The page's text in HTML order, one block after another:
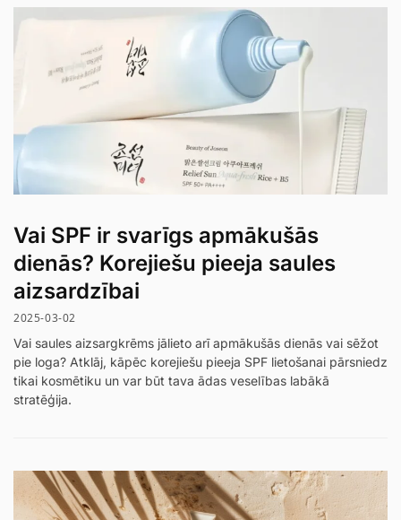
Vai SPF ir svarīgs apmākušās
dienās? Korejiešu pieeja saules
aizsardzībai
2025-03-02
Vai saules aizsargkrēms jālieto arī apmākušās dienās vai sēžot
pie loga? Atklāj, kāpēc korejiešu pieeja SPF lietošanai pārsniedz
tikai kosmētiku un var būt tava ādas veselības labākā
stratēģija.